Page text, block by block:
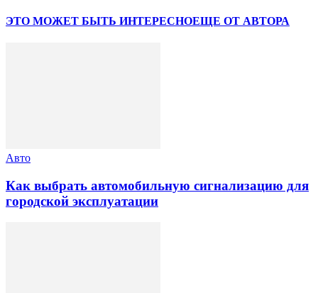
ЭТО МОЖЕТ БЫТЬ ИНТЕРЕСНОЕЩЕ ОТ АВТОРА
Авто
Как выбрать автомобильную сигнализацию для
городской эксплуатации